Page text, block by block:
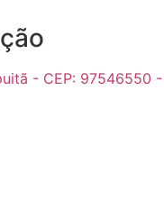
- CEP: 97546550 -